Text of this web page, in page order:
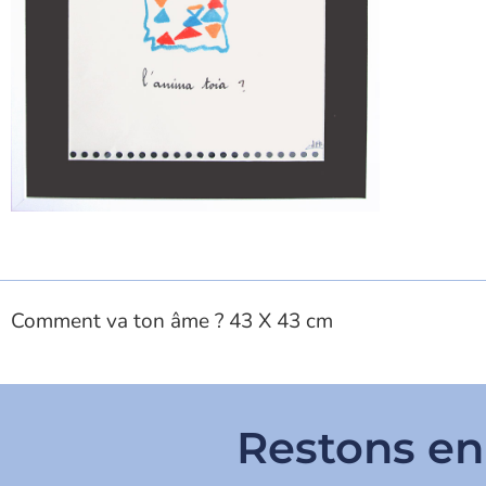
Comment va ton âme ? 43 X 43 cm
Restons